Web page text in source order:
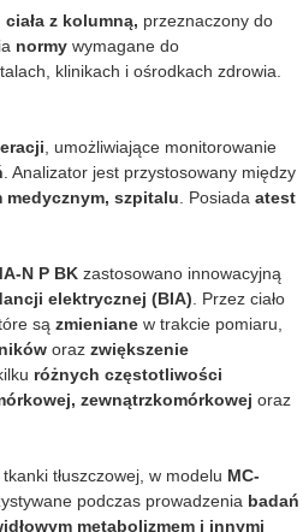
z kolumną, przeznaczony do
normy wymagane do
klinikach i ośrodkach zdrowia.
, umożliwiające monitorowanie
. Analizator jest przystosowany między
medycznym, szpitalu . Posiada atest
N P BK zastosowano innowacyjną
elektrycznej (BIA) . Przez ciało
są zmieniane w trakcie pomiaru,
oraz zwiększenie
różnych częstotliwości
zewnątrzkomórkowej oraz
tłuszczowej, w modelu MC-
podczas prowadzenia badań
metabolizmem i innymi